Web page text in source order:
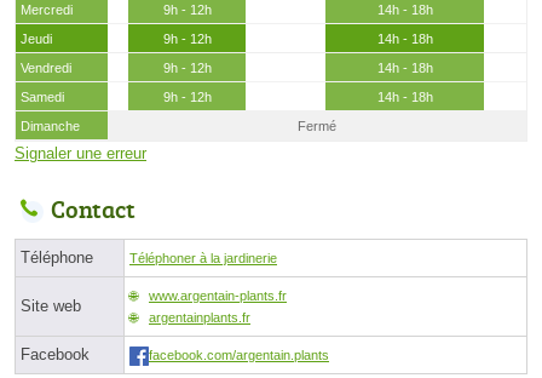
Mercredi
9h - 12h
14h - 18h
Jeudi
9h - 12h
14h - 18h
Vendredi
9h - 12h
14h - 18h
Samedi
9h - 12h
14h - 18h
Dimanche
Fermé
Signaler une erreur
Contact
Téléphone Téléphoner à la jardinerie
Site web
www.argentain-plants.fr
argentainplants.fr
Facebook facebook.com/argentain.plants